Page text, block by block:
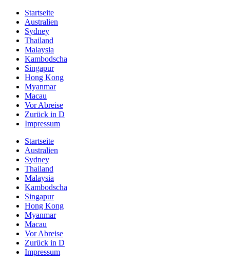
Startseite
Australien
Sydney
Thailand
Malaysia
Kambodscha
Singapur
Hong Kong
Myanmar
Macau
Vor Abreise
Zurück in D
Impressum
Startseite
Australien
Sydney
Thailand
Malaysia
Kambodscha
Singapur
Hong Kong
Myanmar
Macau
Vor Abreise
Zurück in D
Impressum